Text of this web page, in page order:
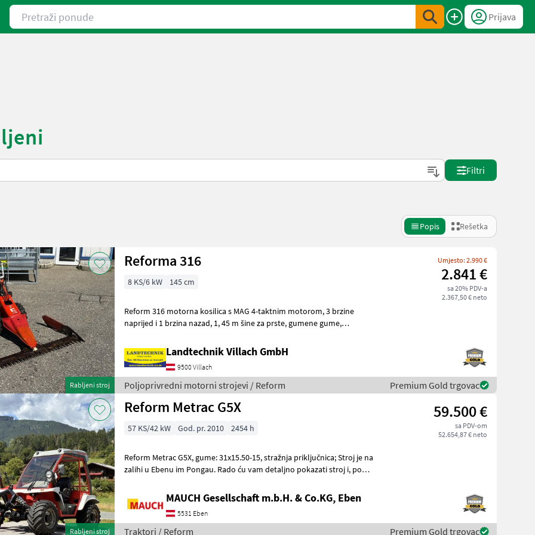
Pretraži ponude
Prijava
Filtri
Popis Rešetka
Rabljeni stroj
Reforma 316 Umjesto: 2.990 €
2.841 €
sa 20% PDV-a
2.367,50 € neto
8 KS/6 kW 145 cm
Reform 316 motorna kosilica s MAG 4-taktnim motorom, 3 brzine
naprijed i 1 brzina nazad, 1, 45 m šine za prste, gumene gume,
Landtechnik Villach GmbH
9500 Villach
Poljoprivredni motorni strojevi / Reform Premium Gold trgovac
Rabljeni stroj
Reform Metrac G5X 59.500 €
sa PDV-om
52.654,87 € neto
57 KS/42 kW God. pr. 2010 2454 h
Reform Metrac G5X, gume: 31x15.50-15, stražnja priključnica; Stroj je na
zalihi u Ebenu im Pongau. Rado ću vam detaljno pokazati stroj i, po
MAUCH Gesellschaft m.b.H. & Co.KG, Eben
5531 Eben
Traktori / Reform Premium Gold trgovac